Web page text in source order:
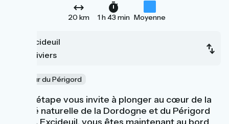
20 km 1 h 43 min Moyenne
Excideuil
Thiviers
Au cœur du Périgord
Cette étape vous invite à plonger au cœur de la
beauté naturelle de la Dordogne et du Périgord